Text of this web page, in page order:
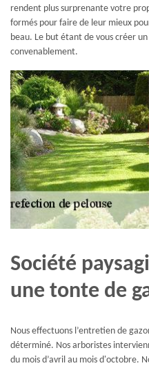
rendent plus surprenante votre
formés pour faire de leur mieux
beau. Le but étant de vous créer
convenablement.
Société
une tonte de
Nous effectuons l’entretien de
déterminé. Nos arboristes
du mois d’avril au mois d'octobre.